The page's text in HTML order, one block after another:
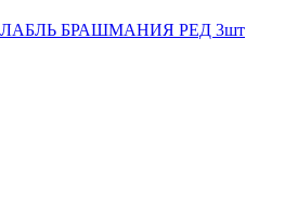
БРАШМАНИЯ РЕД 3шт